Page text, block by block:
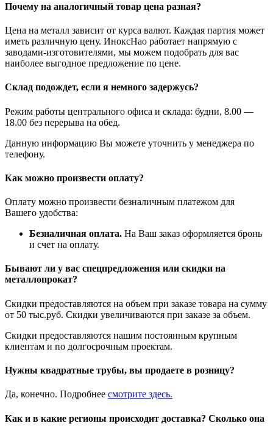
Почему на аналогичный товар цена разная?
Цена на металл зависит от курса валют. Каждая партия может
иметь различную цену. ИноксНао работает напрямую с
заводами-изготовителями, мы можем подобрать для вас
наиболее выгодное предложение по цене.
Склад подождет, если я немного задержусь?
Режим работы центрального офиса и склада: будни, 8.00 —
18.00 без перерыва на обед.
Данную информацию Вы можете уточнить у менеджера по
телефону.
Как можно произвести оплату?
Оплату можно произвести безналичным платежом для
Вашего удобства:
Безналичная оплата. На Ваш заказ оформляется бронь
и счет на оплату.
Бывают ли у вас спецпредложения или скидки на
металлопрокат?
Скидки предоставляются на объем при заказе товара на сумму
от 50 тыс.руб. Скидки увеличиваются при заказе за объем.
Скидки предоставляются нашим постоянным крупным
клиентам и по долгосрочным проектам.
Нужны квадратные трубы, вы продаете в розницу?
Да, конечно. Подробнее смотрите здесь.
Как и в какие регионы происходит доставка? Сколько она